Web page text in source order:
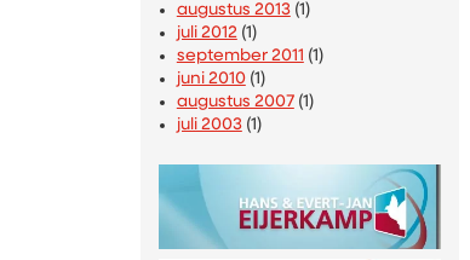
augustus 2013(1)
juli 2012(1)
september 2011 (1)
juni 2010(1)
augustus 2007(1)
juli 2003(1)